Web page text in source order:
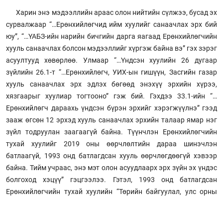
Харин энэ мэдээллийн араас олон нийтийн сүлжээ, бусад эх
сурвалжаар “…Ерөнхийлөгчид ийм хуулийг санаачлах эрх бий
юу”, “…ҮАБЗ-ийн нарийн бичгийн дарга яагаад Ерөнхийлөгчийн
хууль санаачлах болсон мэдээллийг хүргэж байна вэ” гэх зэрэг
асуултууд хөвөрлөө. Улмаар “…Үндсэн хуулийн 26 дугаар
зүйлийн 26.1-т “…Ерөнхийлөгч, УИХ-ын гишүүн, Засгийн газар
хууль санаачлах эрх эдлэх бөгөөд энэхүү эрхийн хүрээ,
хязгаарыг хуулиар тогтооно” гэж бий. Гэхдээ 33.1-ийн “…
Ерөнхийлөгч дараахь үндсэн бүрэн эрхийг хэрэгжүүлнэ” гээд
зааж өгсөн 12 эрхэд хууль санаачлах эрхийн талаар ямар нэг
зүйл тодруулан заагаагүй байна. Түүнчлэн Ерөнхийлөгчийн
тухай хуулийг 2019 оны өөрчлөлтийн дараа шинэчлэн
батлаагүй, 1993 онд батлагдсан хууль өөрчлөгдөөгүй хэвээр
байна. Тийм учраас, энэ мэт олон асуудлаарх эрх зүйн эх үндэс
болгоход хэцүү” гэцгээлээ. Гэтэл, 1993 онд батлагдсан
Ерөнхийлөгчийн тухай хуулийн “Төрийн байгуулал, улс орны